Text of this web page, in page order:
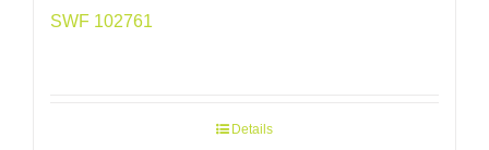
SWF 102761
Details